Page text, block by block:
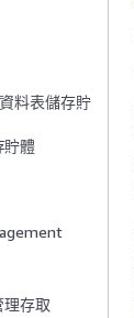
料表儲存貯
貯體
理存取